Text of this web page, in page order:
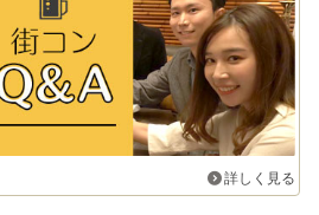
詳しく見る